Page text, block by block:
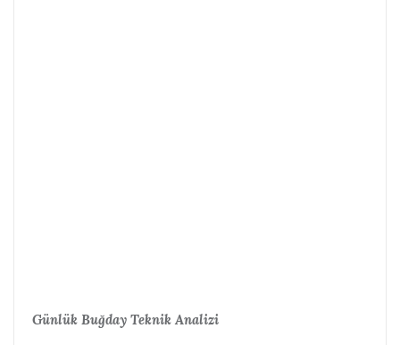
Günlük Buğday Teknik Analizi